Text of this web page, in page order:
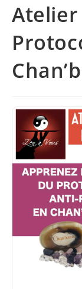
Atelier